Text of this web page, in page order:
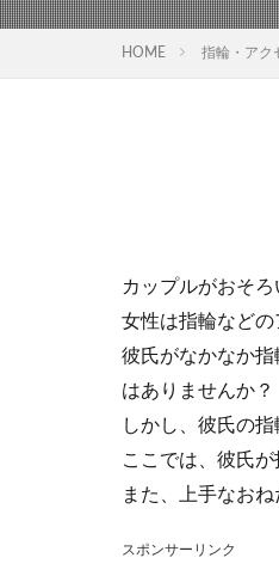
HOME 指輪・アク
カップルがおそ
女性は指輪などの
彼氏がなかなか
はありませんか？
しかし、彼氏の
ここでは、彼氏
また、上手なお
スポンサーリンク